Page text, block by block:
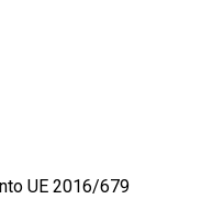
UE 2016/679